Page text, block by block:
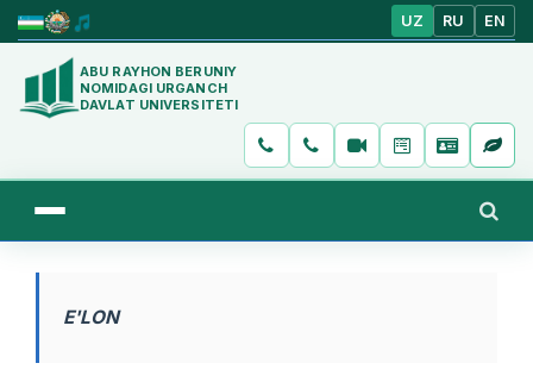
UZ RU EN
ABU RAYHON BERUNIY
NOMIDAGI URGANCH
DAVLAT UNIVERSITETI
E'LON